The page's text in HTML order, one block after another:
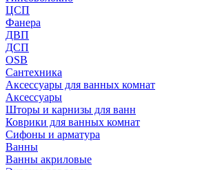
ЦСП
Фанера
ДВП
ДСП
OSB
Сантехника
Аксессуары для ванных комнат
Аксессуары
Шторы и карнизы для ванн
Коврики для ванных комнат
Сифоны и арматура
Ванны
Ванны акриловые